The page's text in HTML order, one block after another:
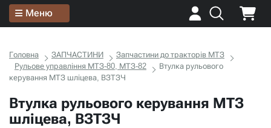
Меню
Головна ЗАПЧАСТИНИ
Запчастини до тракторів МТЗ
Рульове управління МТЗ-80, МТЗ-82
Втулка рульового
керування МТЗ шліцева, ВЗТЗЧ
Втулка рульового керування МТЗ
шліцева, ВЗТЗЧ